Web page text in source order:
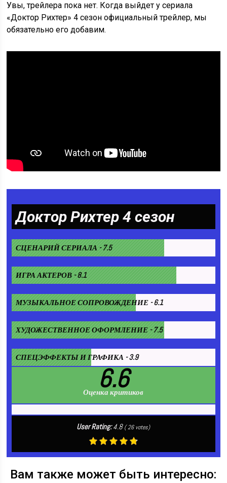
Увы, трейлера пока нет. Когда выйдет у сериала
«Доктор Рихтер» 4 сезон официальный трейлер, мы
обязательно его добавим.
Доктор Рихтер 4 сезон
СЦЕНАРИЙ СЕРИАЛА - 7.5
ИГРА АКТЕРОВ - 8.1
МУЗЫКАЛЬНОЕ СОПРОВОЖДЕНИЕ - 6.1
ХУДОЖЕСТВЕННОЕ ОФОРМЛЕНИЕ - 7.5
СПЕЦЭФФЕКТЫ И ГРАФИКА - 3.9
6.6
Оценка критиков
User Rating:4.8 (26votes)
Вам также может быть интересно: